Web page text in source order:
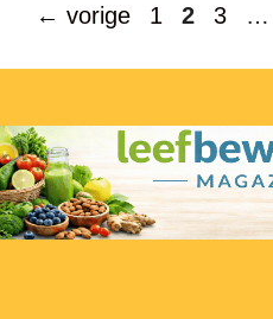
← vorige Pagina
1 Pagina
2 Pagina
3 …